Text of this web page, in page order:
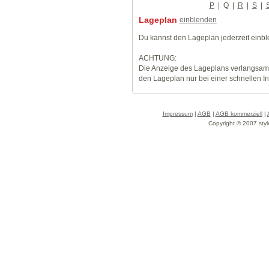
P | Q | R | S |
Lageplan einblenden
Du kannst den Lageplan jederzeit
ACHTUNG:
Die Anzeige des Lageplans
den Lageplan nur bei einer schnellen
Impressum| AGB | AGB kommerziell|
Copyright © 2007